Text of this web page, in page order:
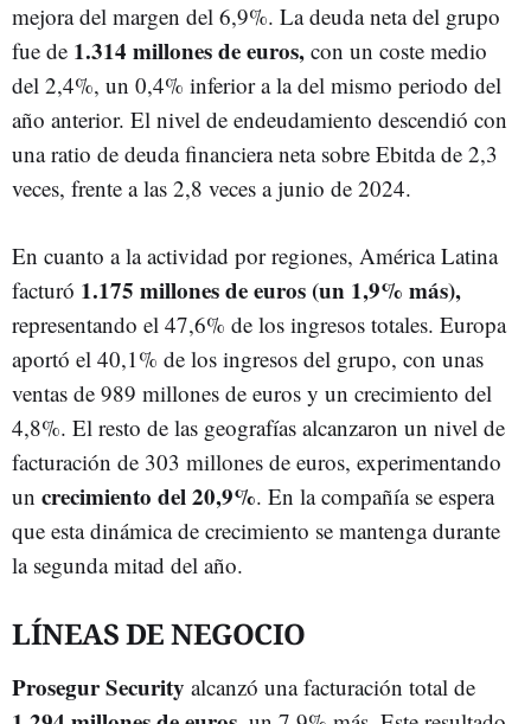
mejora del margen del 6,9%. La deuda neta del grupo
fue de 1.314 millones de euros, con un coste medio
del 2,4%, un 0,4% inferior a la del mismo periodo del
año anterior. El nivel de endeudamiento descendió con
una ratio de deuda financiera neta sobre Ebitda de 2,3
veces, frente a las 2,8 veces a junio de 2024.
En cuanto a la actividad por regiones, América Latina
facturó 1.175 millones de euros (un 1,9% más),
representando el 47,6% de los ingresos totales. Europa
aportó el 40,1% de los ingresos del grupo, con unas
ventas de 989 millones de euros y un crecimiento del
4,8%. El resto de las geografías alcanzaron un nivel de
facturación de 303 millones de euros, experimentando
un crecimiento del 20,9%. En la compañía se espera
que esta dinámica de crecimiento se mantenga durante
la segunda mitad del año.
LÍNEAS DE NEGOCIO
Prosegur Security alcanzó una facturación total de